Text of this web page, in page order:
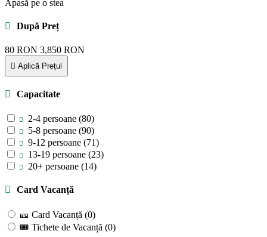
Apasă pe o stea
După Preț
80 RON 3,850 RON
Aplică Prețul
Capacitate
2-4 persoane (80)
5-8 persoane (90)
9-12 persoane (71)
13-19 persoane (23)
20+ persoane (14)
Card Vacanță
🎫 Card Vacanță (0)
🎟 Tichete de Vacanță (0)